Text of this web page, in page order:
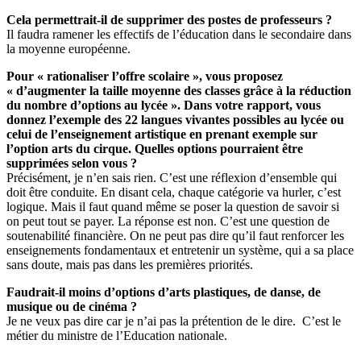
Cela permettrait-il de supprimer des postes de professeurs ?
Il faudra ramener les effectifs de l’éducation dans le secondaire dans
la moyenne européenne.
Pour « rationaliser l’offre scolaire », vous proposez
« d’augmenter la taille moyenne des classes grâce à la réduction
du nombre d’options au lycée ». Dans votre rapport, vous
donnez l’exemple des 22 langues vivantes possibles au lycée ou
celui de l’enseignement artistique en prenant exemple sur
l’option arts du cirque. Quelles options pourraient être
supprimées selon vous ?
Précisément, je n’en sais rien. C’est une réflexion d’ensemble qui
doit être conduite. En disant cela, chaque catégorie va hurler, c’est
logique. Mais il faut quand même se poser la question de savoir si
on peut tout se payer. La réponse est non. C’est une question de
soutenabilité financière. On ne peut pas dire qu’il faut renforcer les
enseignements fondamentaux et entretenir un système, qui a sa place
sans doute, mais pas dans les premières priorités.
Faudrait-il moins d’options d’arts plastiques, de danse, de
musique ou de cinéma ?
Je ne veux pas dire car je n’ai pas la prétention de le dire. C’est le
métier du ministre de l’Education nationale.